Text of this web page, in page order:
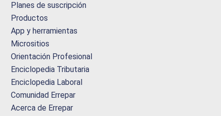
Planes de suscripción
Productos
App y herramientas
Micrositios
Orientación Profesional
Enciclopedia Tributaria
Enciclopedia Laboral
Comunidad Errepar
Acerca de Errepar